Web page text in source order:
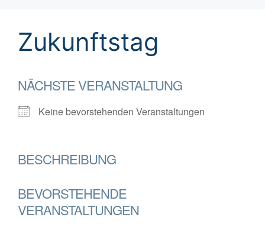
Zukunftstag
NÄCHSTE VERANSTALTUNG
Keine bevorstehenden Veranstaltungen
BESCHREIBUNG
BEVORSTEHENDE
VERANSTALTUNGEN